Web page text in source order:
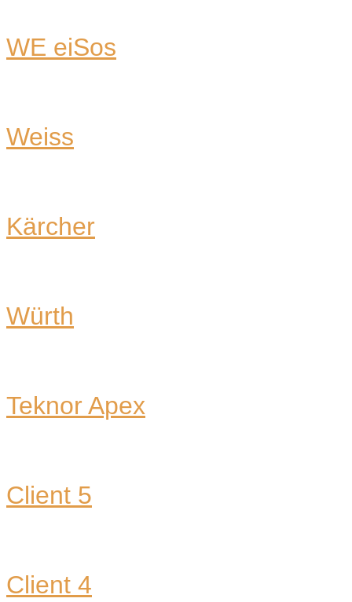
WE eiSos
Weiss
Kärcher
Würth
Teknor Apex
Client 5
Client 4